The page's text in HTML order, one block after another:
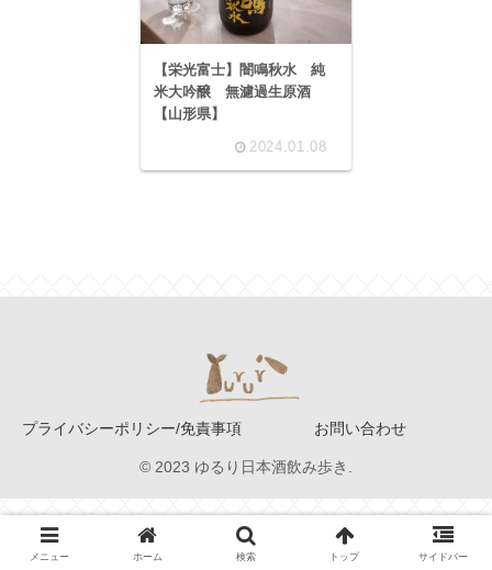
【栄光富士】闇鳴秋水 純
米大吟醸 無濾過生原酒
【山形県】
2024.01.08
プライバシーポリシー/免責事項 お問い合わせ
© 2023 ゆるり日本酒飲み歩き.
メニュー ホーム 検索 トップ サイドバー